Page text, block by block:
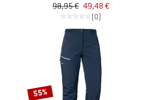
98,95 € 49,48 €
(0)
55%